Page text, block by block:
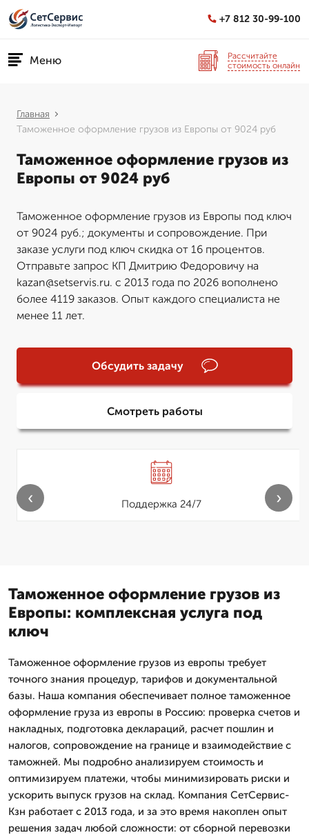
+7 812 30-99-100
Меню
Рассчитайте
стоимость онлайн
Главная
Таможенное оформление грузов из Европы от 9024 руб
Таможенное оформление грузов из
Европы от 9024 руб
Таможенное оформление грузов из Европы под ключ
от 9024 руб.; документы и сопровождение. При
заказе услуги под ключ скидка от 16 процентов.
Отправьте запрос КП Дмитрию Федоровичу на
kazan@setservis.ru. с 2013 года по 2026 вополнено
более 4119 заказов. Опыт каждого специалиста не
менее 11 лет.
Обсудить задачу
Смотреть работы
Поддержка 24/7
‹ ›
Таможенное оформление грузов из
Европы: комплексная услуга под
ключ
Таможенное оформление грузов из европы требует
точного знания процедур, тарифов и документальной
базы. Наша компания обеспечивает полное таможенное
оформление груза из европы в Россию: проверка счетов и
накладных, подготовка деклараций, расчет пошлин и
налогов, сопровождение на границе и взаимодействие с
таможней. Мы подробно анализируем стоимость и
оптимизируем платежи, чтобы минимизировать риски и
ускорить выпуск грузов на склад. Компания СетСервис-
Кзн работает с 2013 года, и за это время накоплен опыт
решения задач любой сложности: от сборной перевозки